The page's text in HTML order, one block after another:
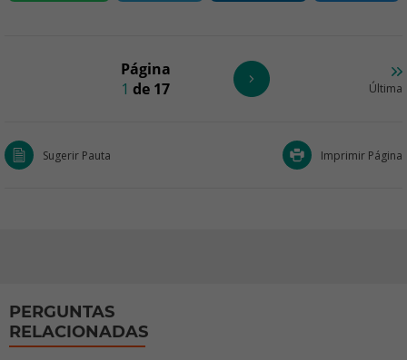
Página
1 de 17 Última
Sugerir Pauta Imprimir Página
PERGUNTAS
RELACIONADAS